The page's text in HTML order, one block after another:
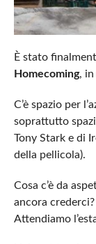
È stato
Homecoming, in
C’è spazio per
soprattutto
Tony Stark e di
della pellicola).
Cosa c’è da
ancora crederci?
Attendiamo